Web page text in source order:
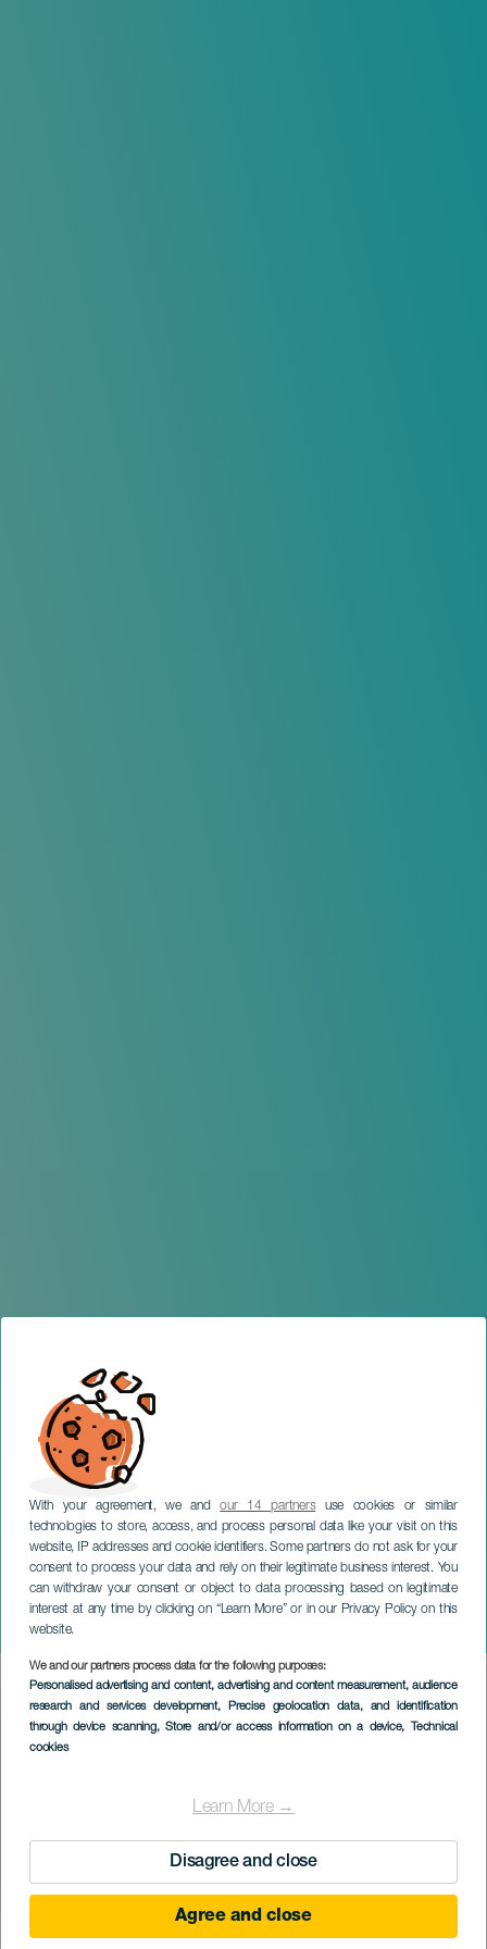
With your agreement, we andour 14 partnersuse cookies or similar
technologies to store, access, and process personal data like your visit on this
website, IP addresses and cookie identifiers. Some partners do not ask for your
consent to process your data and rely on their legitimate business interest. You
can withdraw your consent or object to data processing based on legitimate
interest at any time by clicking on “Learn More” or in our Privacy Policy on this
website.
We and our partners process data for the following purposes:
Personalised advertising and content, advertising and content measurement, audience
research and services development, Precise geolocation data, and identification
through device scanning, Store and/or access information on a device, Technical
cookies
Learn More →
Disagree and close
Agree and close
Ярмарка традиций
ГРАН-КАНАРИЯ
Imagen
Listado